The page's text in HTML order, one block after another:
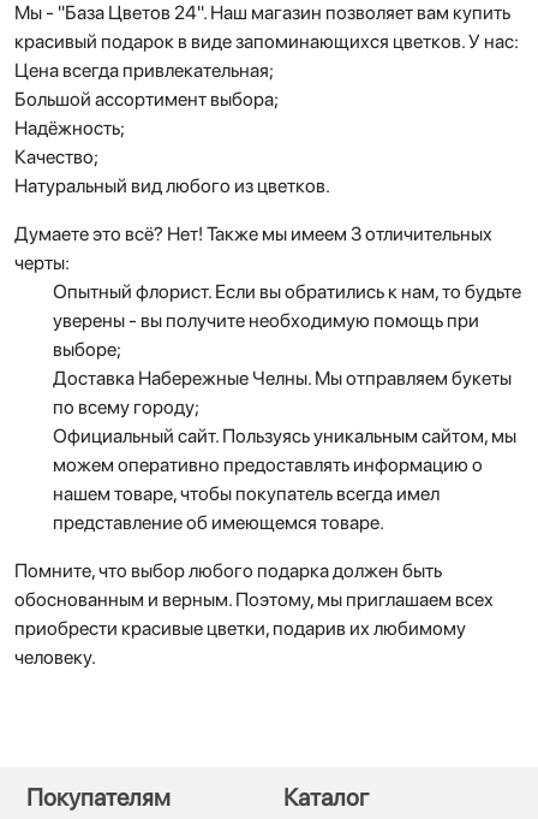
Мы - "База Цветов 24". Наш магазин позволяет вам купить
красивый подарок в виде запоминающихся цветков. У нас:
Цена всегда привлекательная;
Большой ассортимент выбора;
Надёжность;
Качество;
Натуральный вид любого из цветков.
Думаете это всё? Нет! Также мы имеем 3 отличительных
черты:
Опытный флорист. Если вы обратились к нам, то будьте
уверены - вы получите необходимую помощь при
выборе;
Доставка Набережные Челны. Мы отправляем букеты
по всему городу;
Официальный сайт. Пользуясь уникальным сайтом, мы
можем оперативно предоставлять информацию о
нашем товаре, чтобы покупатель всегда имел
представление об имеющемся товаре.
Помните, что выбор любого подарка должен быть
обоснованным и верным. Поэтому, мы приглашаем всех
приобрести красивые цветки, подарив их любимому
человеку.
Покупателям Каталог